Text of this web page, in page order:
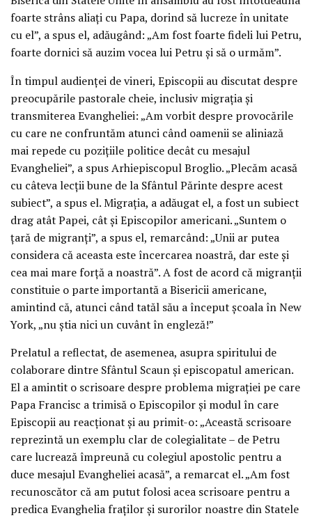
foarte strâns aliați cu Papa, dorind să lucreze în unitate
cu el”, a spus el, adăugând: „Am fost foarte fideli lui Petru,
foarte dornici să auzim vocea lui Petru și să o urmăm”.
În timpul audienței de vineri, Episcopii au discutat despre
preocupările pastorale cheie, inclusiv migrația și
transmiterea Evangheliei: „Am vorbit despre provocările
cu care ne confruntăm atunci când oamenii se aliniază
mai repede cu pozițiile politice decât cu mesajul
Evangheliei”, a spus Arhiepiscopul Broglio. „Plecăm acasă
cu câteva lecții bune de la Sfântul Părinte despre acest
subiect”, a spus el. Migrația, a adăugat el, a fost un subiect
drag atât Papei, cât și Episcopilor americani. „Suntem o
țară de migranți”, a spus el, remarcând: „Unii ar putea
considera că aceasta este încercarea noastră, dar este și
cea mai mare forță a noastră”. A fost de acord că migranții
constituie o parte importantă a Bisericii americane,
amintind că, atunci când tatăl său a început școala în New
York, „nu știa nici un cuvânt în engleză!”
Prelatul a reflectat, de asemenea, asupra spiritului de
colaborare dintre Sfântul Scaun și episcopatul american.
El a amintit o scrisoare despre problema migrației pe care
Papa Francisc a trimisă o Episcopilor și modul în care
Episcopii au reacționat și au primit-o: „Această scrisoare
reprezintă un exemplu clar de colegialitate – de Petru
care lucrează împreună cu colegiul apostolic pentru a
duce mesajul Evangheliei acasă”, a remarcat el. „Am fost
recunoscător că am putut folosi acea scrisoare pentru a
predica Evanghelia fraților și surorilor noastre din Statele